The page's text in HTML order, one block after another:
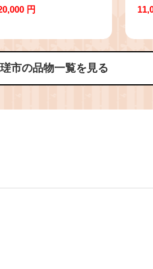
寿司 2本 ギフト箱
円
ま
物
市の品物一覧を見る